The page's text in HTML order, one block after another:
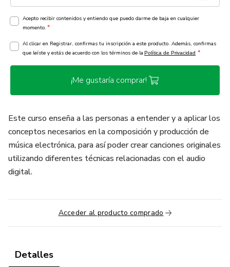
Acepto recibir contenidos y entiendo que puedo darme de baja en cualquier
momento. *
Al clicar en Registrar, confirmas tu inscripción a este producto. Además, confirmas
que leíste y estás de acuerdo con los términos de la Política de Privacidad *
¡Me gustaría comprar!
Este curso enseña a las personas a entender y a aplicar los
conceptos necesarios en la composición y producción de
música electrónica, para así poder crear canciones originales
utilizando diferentes técnicas relacionadas con el audio
digital.
Acceder al producto comprado
Detalles